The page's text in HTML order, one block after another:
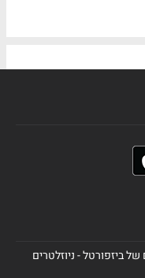
ביזפורטל - ניוזלטרים